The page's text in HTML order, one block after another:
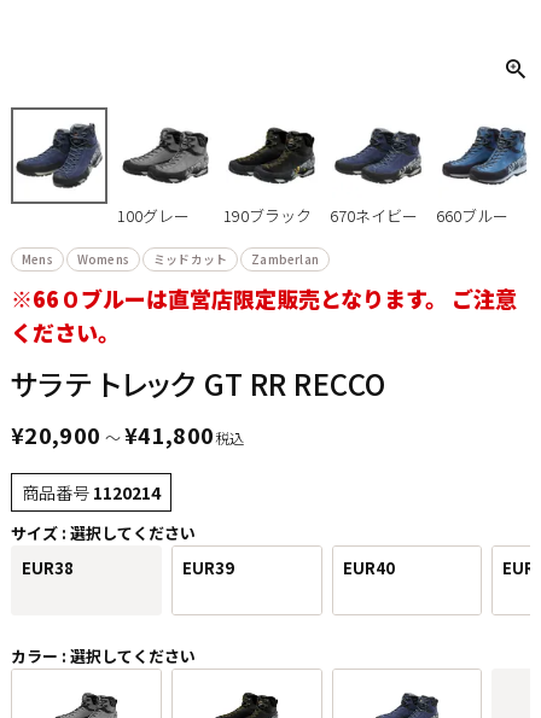
100グレー 190ブラック 670ネイビー 660ブルー
Mens Womens ミッドカット Zamberlan
※66０ブルーは直営店限定販売となります。 ご注意
ください。
サラテ トレック GT RR RECCO
¥20,900 〜¥41,800税込
商品番号 1120214
サイズ 選択してください
EUR38
EUR39 EUR40
カラー 選択してください